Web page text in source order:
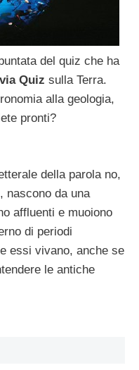
del quiz che ha
Quiz sulla Terra.
alla geologia,
pronti?
della parola no,
nascono da una
affluenti e muoiono
di periodi
essi vivano, anche se
le antiche